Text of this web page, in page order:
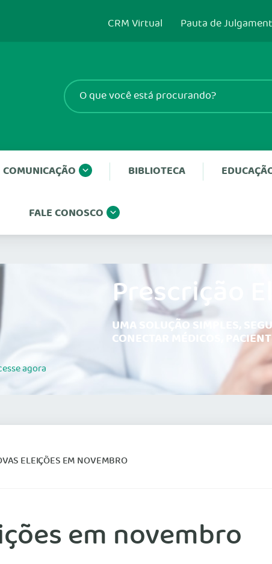
CRM Virtual Pauta de
COMUNICAÇÃO BIBLIOTECA
FALE CONOSCO
agora
Prescrição
UMA SOLUÇÃO SIMPLES,
CONECTAR MÉDICOS,
ELEIÇÕES EM NOVEMBRO
em novembro